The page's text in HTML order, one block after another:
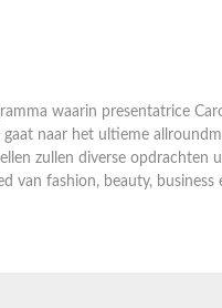
gaat naar het ultieme
zullen diverse opdrachten
van fashion, beauty, business